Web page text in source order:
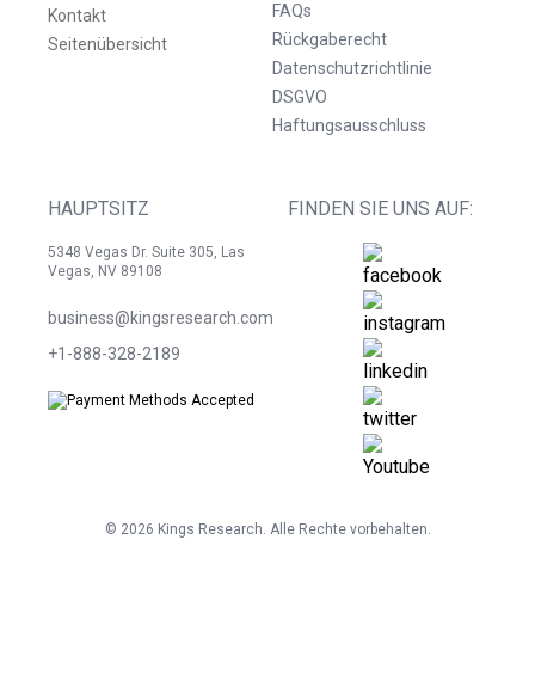
Kontakt
Seitenübersicht
FAQs
Rückgaberecht
Datenschutzrichtlinie
DSGVO
Haftungsausschluss
HAUPTSITZ
5348 Vegas Dr. Suite 305, Las
Vegas, NV 89108
business@kingsresearch.com
+1-888-328-2189
FINDEN SIE UNS AUF:
© 2026 Kings Research. Alle Rechte vorbehalten.